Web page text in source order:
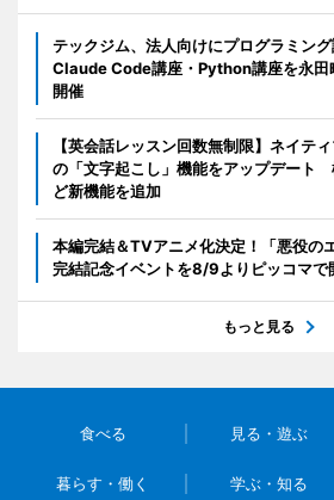
テックジム、法人向けにプログラミング
Claude Code講座・Python講座を永田
開催
【英会話レッスン回数無制限】ネイテ
の「文字起こし」機能をアップデート
ど新機能を追加
本編完結＆TVアニメ化決定！「悪役の
完結記念イベントを8/9よりピッコマで
もっと見る
食べる 見る・遊ぶ
暮らす・働く 学ぶ・知る